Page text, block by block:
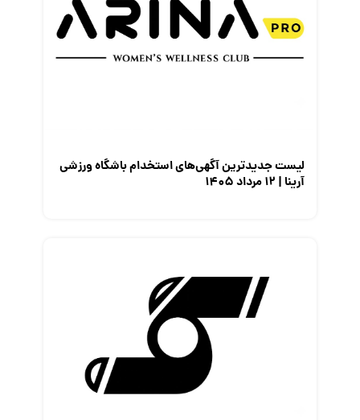
لیست جدیدترین آگهی‌های استخدام باشگاه ورزشی
آرینا | ۱۲ مرداد ۱۴۰۵